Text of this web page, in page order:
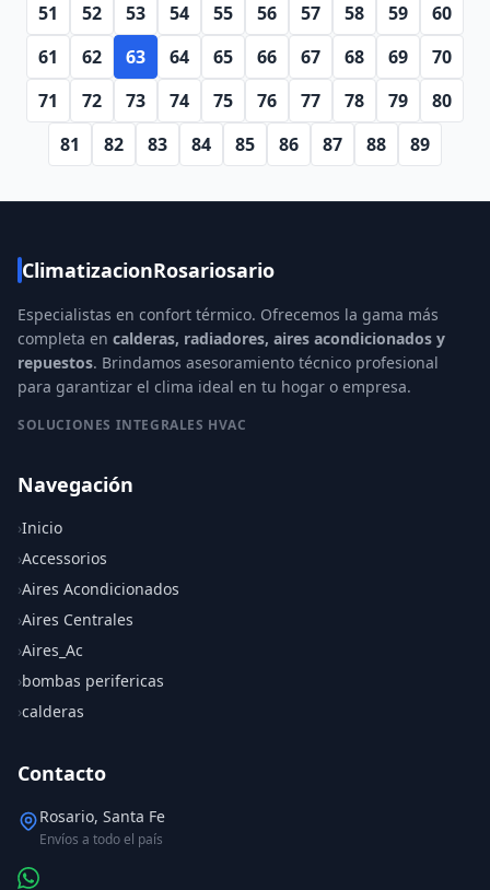
51
52 53 54 55 56 57 58 59
60
61
62 63 64 65 66 67 68 69
70
71
72 73 74 75 76 77 78 79
80
81
82 83 84 85 86 87 88 89
ClimatizacionRosariosario
Especialistas en confort térmico. Ofrecemos la gama más
completa en calderas, radiadores, aires acondicionados y
repuestos. Brindamos asesoramiento técnico profesional
para garantizar el clima ideal en tu hogar o empresa.
SOLUCIONES INTEGRALES HVAC
Navegación
›Inicio
›Accessorios
›Aires Acondicionados
›Aires Centrales
›Aires_Ac
›bombas perifericas
›calderas
Contacto
Rosario, Santa Fe
Envíos a todo el país